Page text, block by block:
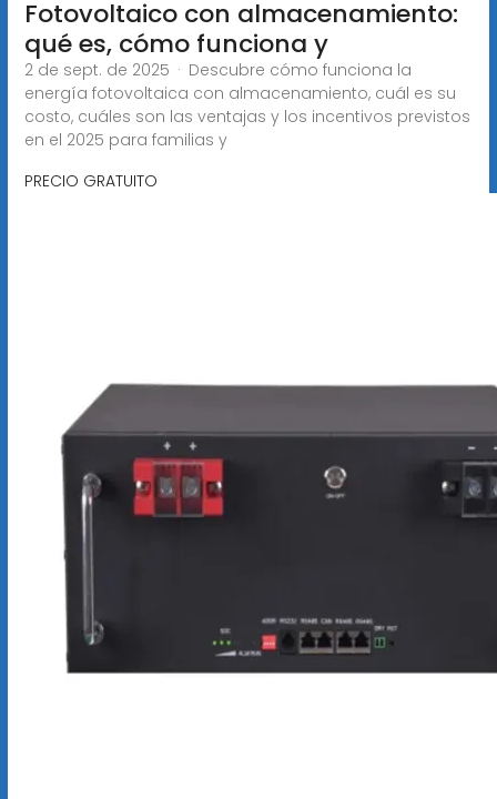
Fotovoltaico con almacenamiento:
qué es, cómo funciona y
2 de sept. de 2025 · Descubre cómo funciona la
energía fotovoltaica con almacenamiento, cuál es su
costo, cuáles son las ventajas y los incentivos previstos
en el 2025 para familias y
PRECIO GRATUITO